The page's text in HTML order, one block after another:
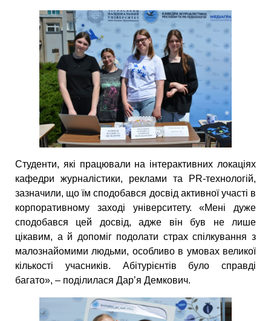
Студенти, які працювали на інтерактивних локаціях
кафедри журналістики, реклами та PR-технологій,
зазначили, що їм сподобався досвід активної участі в
корпоративному заході університету. «Мені дуже
сподобався цей досвід, адже він був не лише
цікавим, а й допоміг подолати страх спілкування з
малознайомими людьми, особливо в умовах великої
кількості учасників. Абітурієнтів було справді
багато», – поділилася Дарʼя Демкович.